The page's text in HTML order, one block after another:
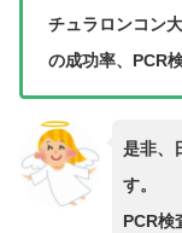
チュラロンコン
の成功率、PCR
是非、
す。
PCR検